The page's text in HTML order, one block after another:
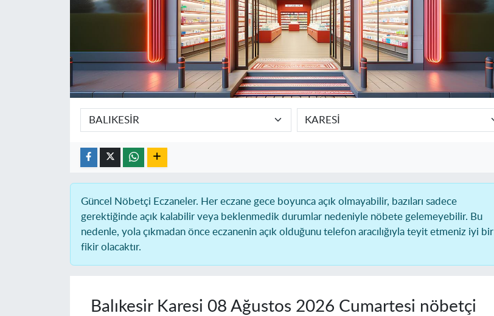
Güncel Nöbetçi Eczaneler. Her eczane gece boyunca açık olmayabilir, bazıları sadece
gerektiğinde açık kalabilir veya beklenmedik durumlar nedeniyle nöbete gelemeyebilir. Bu
nedenle, yola çıkmadan önce eczanenin açık olduğunu telefon aracılığıyla teyit etmeniz iyi bir
fikir olacaktır.
Balıkesir Karesi 08 Ağustos 2026 Cumartesi nöbetçi